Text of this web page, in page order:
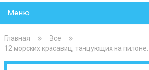
Меню
Главная
Все
12 морских красавиц, танцующих на пилоне.